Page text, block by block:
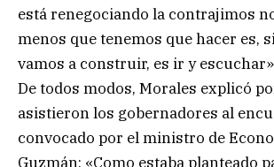
está renegociando la contrajimos
menos que tenemos que hacer es,
vamos a construir, es ir y
De todos modos, Morales explicó
asistieron los gobernadores al
convocado por el ministro de
Guzmán: «Como estaba planteado